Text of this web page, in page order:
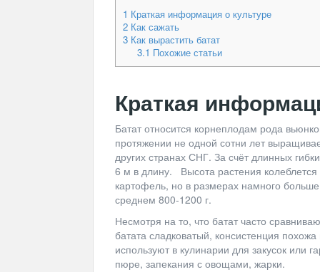
1 Краткая информация о культуре
2 Как сажать
3 Как вырастить батат
3.1 Похожие статьи
Краткая
Батат относится корнеплодам рода
протяжении не одной сотни лет
других странах СНГ. За счёт длинных
6 м в длину. Высота растения
картофель, но в размерах намного
среднем 800-1200 г.
Несмотря на то, что батат часто
батата сладковатый, консистенция
используют в кулинарии для закусок или
пюре, запекания с овощами, жарки.